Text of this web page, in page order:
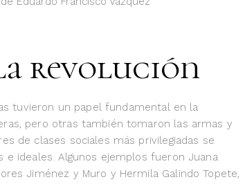
revolución
tuvieron un papel fundamental en la
pero otras también tomaron las armas y
de clases sociales más privilegiadas se
ideales. Algunos ejemplos fueron Juana
Jiménez y Muro y Hermila Galindo Topete,